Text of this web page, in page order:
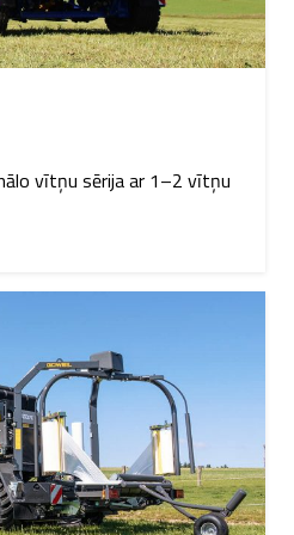
vītņu sērija ar 1–2 vītņu